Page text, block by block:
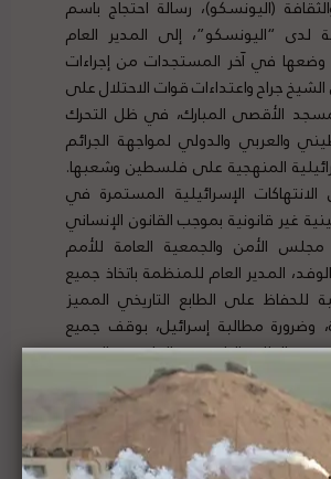
(اليونسكو)، رسالة احتجاج باسم
لدى “اليونسكو”، إلى المدير العام
في آخر المستجدات من إجراءات
جراح واعتداءات قوات الاحتلال على
الأقصى المبارك، في ظل التحرك
والعربي والدولي لمواجهة الجرائم
المنهجية على فلسطين وشعبها.
الإسرائيلية المستمرة في
غير قانونية بموجب القانون الإنساني
مجلس الأمن والجمعية العامة للأمم
المدير العام للمنظمة باتخاذ جميع
للحفاظ على الطابع التاريخي المميز
وضرورة مطالبة إسرائيل، بوقف جميع
بالطابع التاريخي والقانوني المميز
بأحكام اتفاقيات وقرارات
الخبر ومصدره الأصلي،